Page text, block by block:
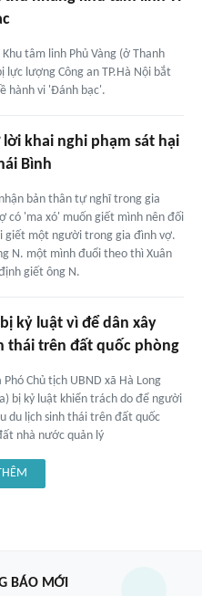
tâm linh Phủ Vàng (ở Thanh
lực lượng Công an TP.Hà Nội bắt
hành vi 'Đánh bạc'.
lời khai nghi phạm sát hại
Bình
bản thân tự nghĩ trong gia
có 'ma xó' muốn giết mình nên đối
giết một người trong gia đình vợ.
N. một mình đuổi theo thì Xuân
giết ông N.
bị kỷ luật vì để dân xây
thái trên đất quốc phòng
Phó Chủ tịch UBND xã Hà Long
bị kỷ luật khiển trách do để người
du lịch sinh thái trên đất quốc
nhà nước quản lý
BÁO MỚI